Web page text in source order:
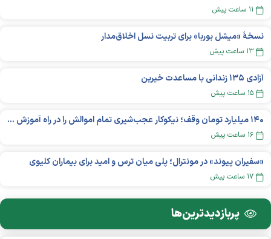
۱۱ ساعت پیش
نسخهٔ «میشل بوربا» برای تربیت نسل اخلاق‌مدار
۱۳ ساعت پیش
آزادی ۱۳۵ زندانی با مساعدت خیرین
۱۵ ساعت پیش
۱۴۰ میلیارد تومان وقف؛ نیکوکار عجب‌شیری تمام اموالش را در راه آموزش بخشید
۱۶ ساعت پیش
«سفیران پیوند» در مونترال؛ پلی میان ترس و امید برای بیماران کلیوی
۱۷ ساعت پیش
پربازدید‌ترین‌ها